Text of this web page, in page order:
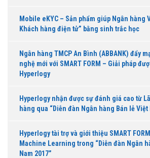
Mobile eKYC – Sản phẩm giúp Ngân hàng
Khách hàng điện tử” bằng sinh trắc học
Ngân hàng TMCP An Bình (ABBANK) đẩy
nghệ mới với SMART FORM – Giải pháp
Hyperlogy
Hyperlogy nhận được sự đánh giá cao từ
hàng qua “Diễn đàn Ngân hàng Bán lẻ Việt
Hyperlogy tài trợ và giới thiệu SMART
Machine Learning trong “Diễn đàn Ngân
Nam 2017”